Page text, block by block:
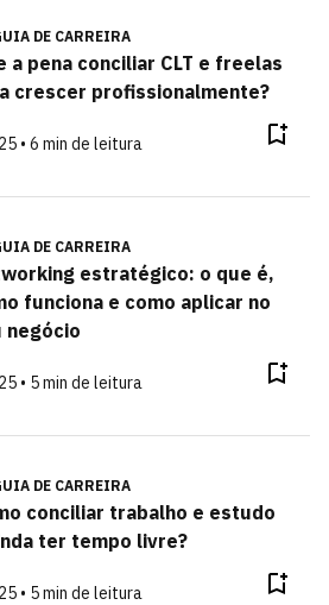
DE CARREIRA
a pena conciliar CLT e freelas
crescer profissionalmente?
• 6 min de leitura
DE CARREIRA
estratégico: o que é,
funciona e como aplicar no
negócio
• 5 min de leitura
DE CARREIRA
conciliar trabalho e estudo
ter tempo livre?
• 5 min de leitura